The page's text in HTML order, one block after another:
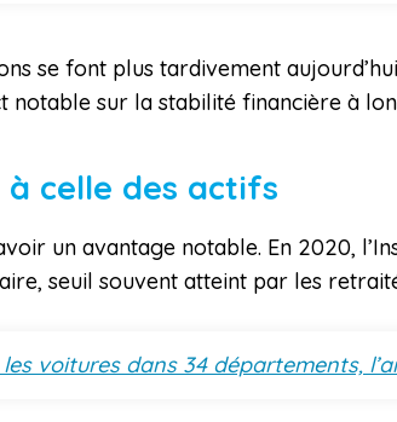
se font plus tardivement
sur la stabilité financière à
celle des actifs
un avantage notable. En 2020,
seuil souvent atteint par les
voitures dans 34 départements,